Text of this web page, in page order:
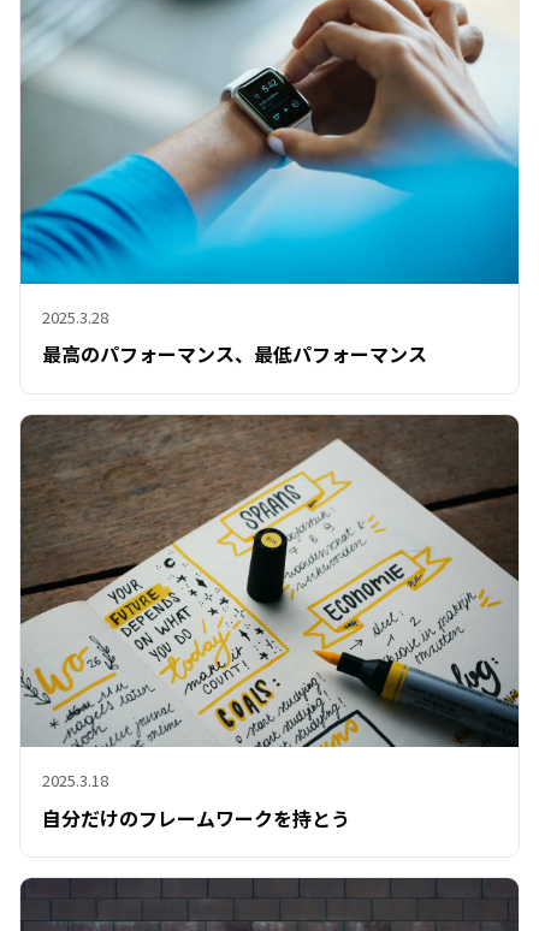
2025.3.28
最高のパフォーマンス、最低パフォーマンス
2025.3.18
自分だけのフレームワークを持とう